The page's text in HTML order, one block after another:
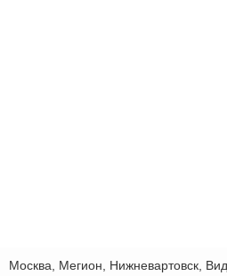
Москва, Мегион, Нижневартовск,